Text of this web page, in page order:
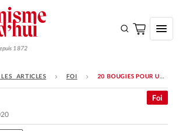
1872
S'ABONNER
ARTICLES FOI 20 BOUGIES POUR UN ASSUREUR HORS DU COMMUN
Foi